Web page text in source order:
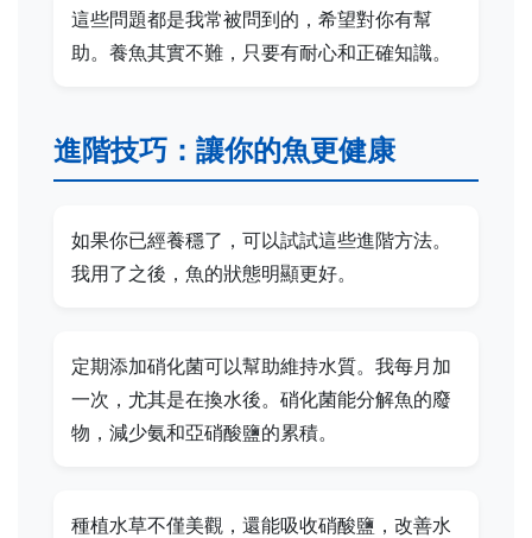
這些問題都是我常被問到的，希望對你有幫
助。養魚其實不難，只要有耐心和正確知識。
進階技巧：讓你的魚更健康
如果你已經養穩了，可以試試這些進階方法。
我用了之後，魚的狀態明顯更好。
定期添加硝化菌可以幫助維持水質。我每月加
一次，尤其是在換水後。硝化菌能分解魚的廢
物，減少氨和亞硝酸鹽的累積。
種植水草不僅美觀，還能吸收硝酸鹽，改善水